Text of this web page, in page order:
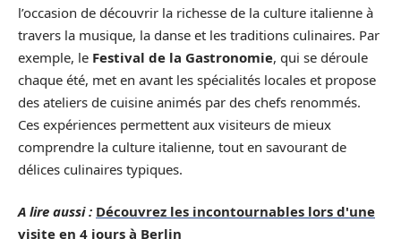
l’occasion de découvrir la richesse de la culture italienne à
travers la musique, la danse et les traditions culinaires. Par
exemple, le Festival de la Gastronomie, qui se déroule
chaque été, met en avant les spécialités locales et propose
des ateliers de cuisine animés par des chefs renommés.
Ces expériences permettent aux visiteurs de mieux
comprendre la culture italienne, tout en savourant de
délices culinaires typiques.
A lire aussi : Découvrez les incontournables lors d'une
visite en 4 jours à Berlin